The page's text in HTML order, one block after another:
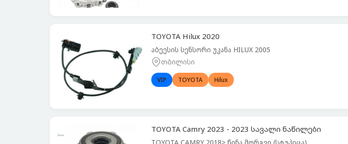
TOYOTA Hilux 2020
აბეესის სენსორი უკანა HILUX 2005
თბილისი
VIP TOYOTA Hilux
TOYOTA Camry 2023 - 2023 სავალი ნაწილები